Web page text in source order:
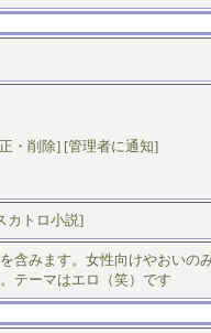
・削除] [管理者に通知]
カトロ小説]
含みます。女性向けやおいの
テーマはエロ（笑）です